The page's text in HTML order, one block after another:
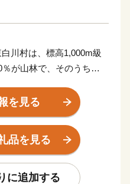
川村は、標高1,000m級
が山林で、そのうち
。また、「美濃白川茶」
ではの傾斜地を利用し
離令に端を発した廃仏毀
を見る
品を見る
に追加する